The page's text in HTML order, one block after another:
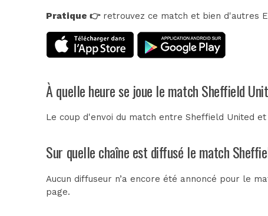
Pratique 👉retrouvez ce match et bien d'autres
À quelle heure se joue le match Sheffield
Le coup d'envoi du match entre Sheffield United
Sur quelle chaîne est diffusé le match
Aucun diffuseur n’a encore été annoncé pour le
page.